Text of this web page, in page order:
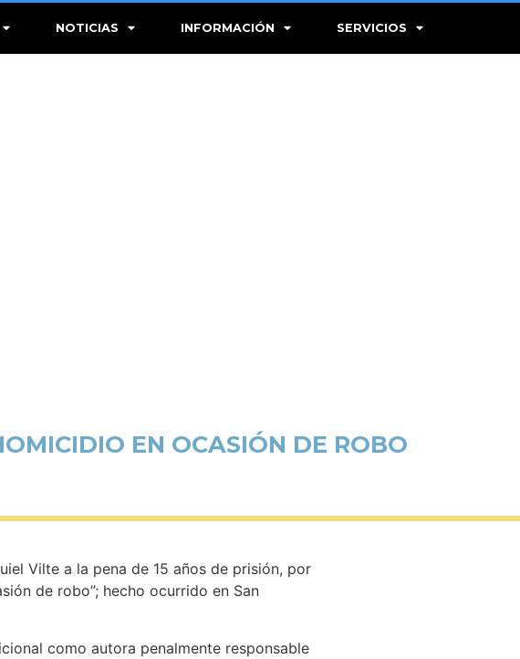
NOTICIAS INFORMACIÓN SERVICIOS
EN OCASIÓN DE ROBO
Vilte a la pena de 15 años de prisión, por
de robo”; hecho ocurrido en San
como autora penalmente responsable